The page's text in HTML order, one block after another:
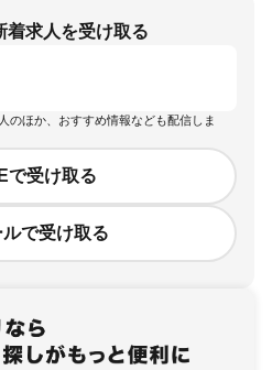
着求人を受け取る
のほか、おすすめ情報なども配信しま
で受け取る
ルで受け取る